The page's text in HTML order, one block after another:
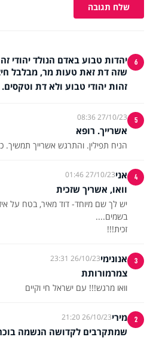
שלח תגובה
6
יהדות טבוע באדם הנולד יהודי
שזה דת זאת טעות מר, מבלבל
זהות יהודי טבוע ולא דת וטקסים.
5
27/10/23 08:36
אשרייך. רופא
הניח תפילין. והתרגש אשרייך תמשיך.
4 אני27/10/23 01:46
וואו, אשריך שזכית
יש לך שם מיוחד- דוד מאיר, בטח על
זכית!!!
3 אנונימי26/10/23 23:31
צמרמורותת
וואו מרגש!!! עם ישראל חי וקיים
2 מירי26/10/23 21:20
שמתקרבים לקדושה הנשמה